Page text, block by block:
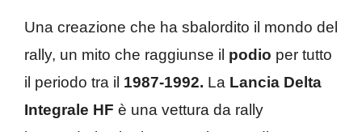
Una creazione che ha sbalordito il mondo del
rally, un mito che raggiunse il podio per tutto
il periodo tra il 1987-1992. La Lancia Delta
Integrale HF è una vettura da rally